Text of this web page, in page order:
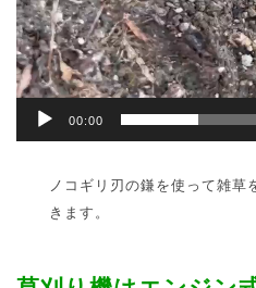
00:00
ノコギリ刃の鎌を使って雑草
きます。